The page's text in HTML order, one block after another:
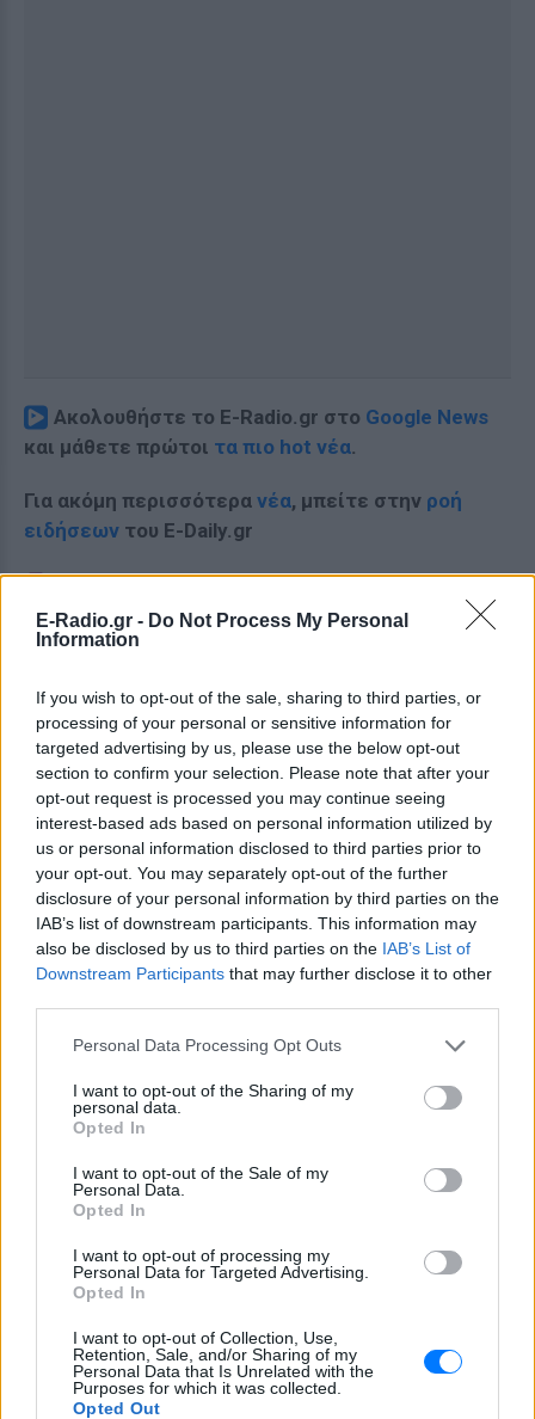
E-Radio.gr - Do Not Process My Personal
Information
If you wish to opt-out of the sale, sharing to third parties, or
processing of your personal or sensitive information for
targeted advertising by us, please use the below opt-out
section to confirm your selection. Please note that after your
opt-out request is processed you may continue seeing
interest-based ads based on personal information utilized by
us or personal information disclosed to third parties prior to
your opt-out. You may separately opt-out of the further
disclosure of your personal information by third parties on the
IAB’s list of downstream participants. This information may
also be disclosed by us to third parties on the IAB’s List of
Downstream Participants that may further disclose it to other
Personal Data Processing Opt Outs
I want to opt-out of the Sharing of my
personal data.
Opted In
I want to opt-out of the Sale of my
Personal Data.
Opted In
I want to opt-out of processing my
Personal Data for Targeted Advertising.
Opted In
I want to opt-out of Collection, Use,
Retention, Sale, and/or Sharing of my
Personal Data that Is Unrelated with the
Purposes for which it was collected.
Opted Out
Ακολουθήστε το E-Radio.gr στο Google News
και μάθετε πρώτοι τα πιο hot νέα.
Για ακόμη περισσότερα νέα, μπείτε στην ροή
ειδήσεων του E-Daily.gr
Ακολουθήστε το E-Radio.gr και στο Instagram
ΔΙΑΦΗΜΙΣΗ
ΔΕΙΤΕ ΕΠΙΣΗΣ
ΣΤΗΝ ΙΔΙΑ ΚΑΤΗΓΟΡΙΑ
Ουκρανία: Βίντεο σοκ με
19χρονο να οδηγείται με τη βία
για επιστράτευση ‑ Τι είναι το
«busification»